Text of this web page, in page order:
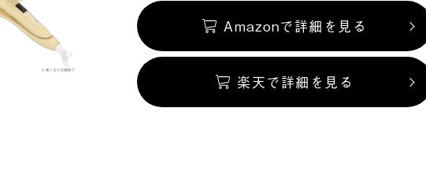
Amazonで詳細を見る
楽天で詳細を見る